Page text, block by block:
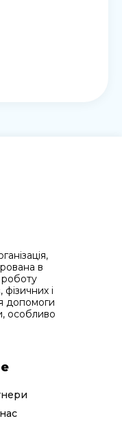
в
фізичних і
допомоги
особливо